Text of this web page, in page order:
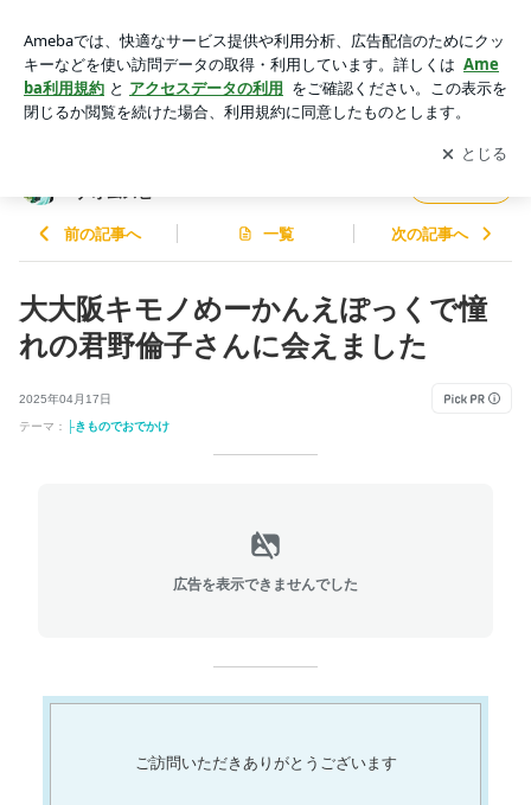
した | ＜京都 ・オンライン＞着付けとデザイン｜ハナオムスビ
アプリをダウンロードして ブログの更新通知
を受け取りまし
ょう。
開く
ナオムスビ
前の記事へ 一覧 次の記事へ
大大阪キモノめーかんえぽっくで憧
れの君野倫子さんに会えました
2025年04月17日
テーマ： ├きものでおでかけ
広告を表示できませんでした
ご訪問いただきありがとうございます